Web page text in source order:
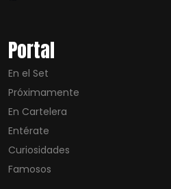
Portal
En el Set
Próximamente
En Cartelera
Entérate
Curiosidades
Famosos